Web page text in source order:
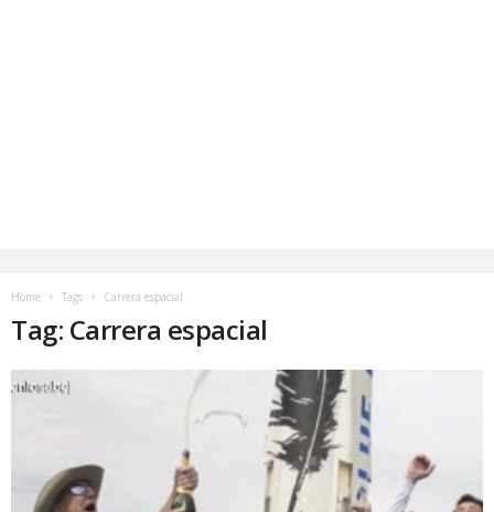
Home Tags Carrera espacial
Tag: Carrera espacial